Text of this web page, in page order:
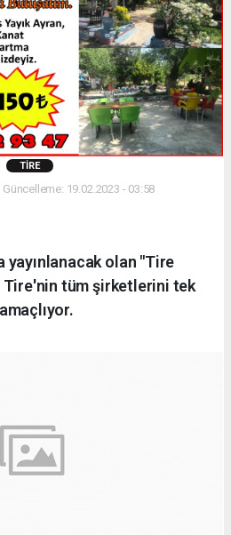
TIRE
19.02.2023 - 03:58
yayınlanacak olan "Tire
Tire'nin tüm şirketlerini tek